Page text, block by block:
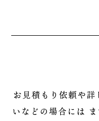
お見積もり依頼や
いなどの場合には